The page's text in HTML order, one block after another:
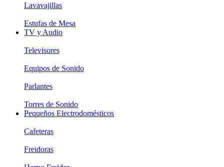
Lavavajillas
Estufas de Mesa
TV y Audio
Televisores
Equipos de Sonido
Parlantes
Torres de Sonido
Pequeños Electrodomésticos
Cafeteras
Freidoras